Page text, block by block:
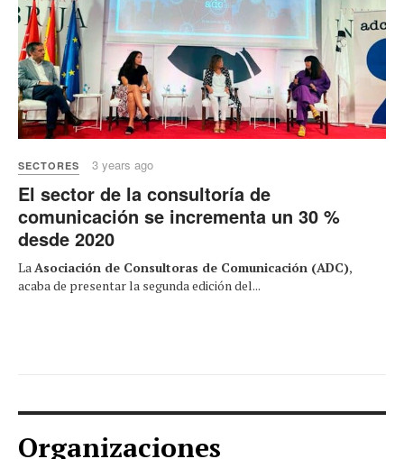
SECTORES 3 years ago
El sector de la consultoría de
comunicación se incrementa un 30 %
desde 2020
LaAsociación de Consultoras de Comunicación (ADC),
acaba de presentar la segunda edición del...
Organizaciones